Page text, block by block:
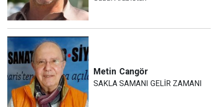
Metin Cangör
SAKLA SAMANI GELİR ZAMANI